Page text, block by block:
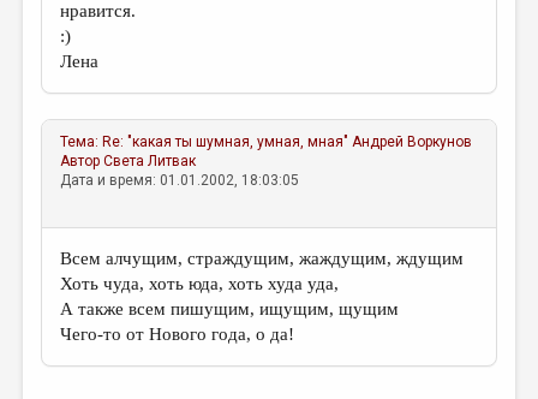
ТРЕДИАКОВСКИЙ
МЕДИА
ВКОНТАКТЕ
нравится.
:)
Лена
Тема: Re: "какая ты шумная, умная, мная" Андрей Воркунов
АвторСвета Литвак
Дата и время: 01.01.2002, 18:03:05
Всем алчущим, страждущим, жаждущим, ждущим
Хоть чуда, хоть юда, хоть худа уда,
А также всем пишущим, ищущим, щущим
Чего-то от Нового года, о да!